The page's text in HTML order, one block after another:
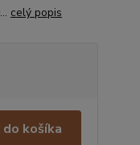
celý popis
košíka